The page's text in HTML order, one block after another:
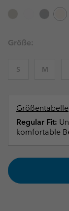
Größe:
S M
Größentabelle
Regular Fit:
komfortable